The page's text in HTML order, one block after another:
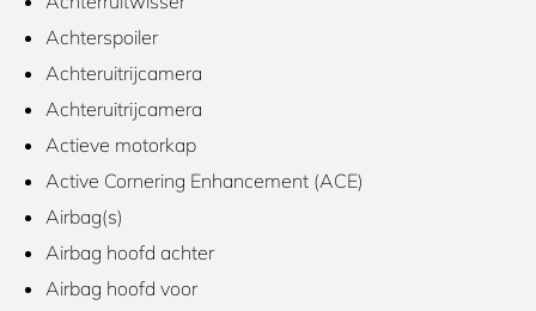
Achterspoiler
Achteruitrijcamera
Achteruitrijcamera
Actieve motorkap
Active Cornering Enhancement (ACE)
Airbag(s)
Airbag hoofd achter
Airbag hoofd voor